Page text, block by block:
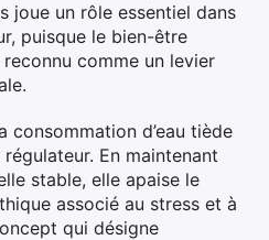
joue un rôle essentiel dans
puisque le bien-être
comme un levier
consommation d’eau tiède
En maintenant
stable, elle apaise le
associé au stress et à
qui désigne